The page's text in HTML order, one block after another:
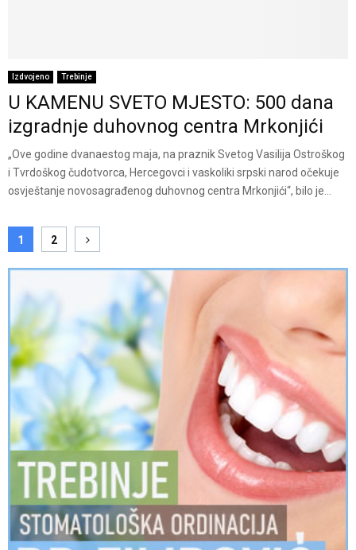
Izdvojeno Trebinje
U KAMENU SVETO MJESTO: 500 dana
izgradnje duhovnog centra Mrkonjići
„Ove godine dvanaestog maja, na praznik Svetog Vasilija Ostroškog
i Tvrdoškog čudotvorca, Hercegovci i vaskoliki srpski narod očekuje
osvještanje novosagrađenog duhovnog centra Mrkonjići“, bilo je...
Posts
pagination
1 2